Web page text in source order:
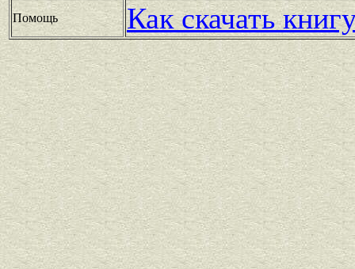
Помощь Как скачать